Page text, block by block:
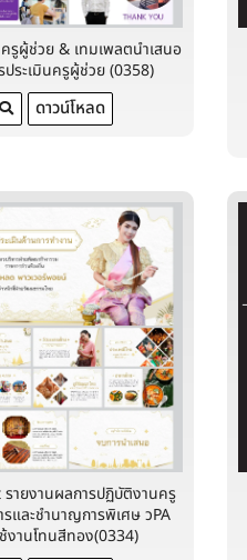
รูผู้ช่วย & เทมเพลตนำเสนอ
ประเมินครูผู้ช่วย (0358)
ดาวน์โหลด
ายงานผลการปฏิบัติงานครู
และชำนาญการพิเศษ วPA
งานโทนสีทอง(0334)